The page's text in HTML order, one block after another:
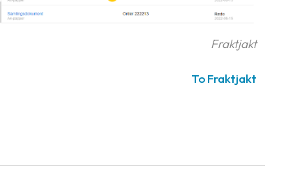
Fraktjakt
To Fraktjakt